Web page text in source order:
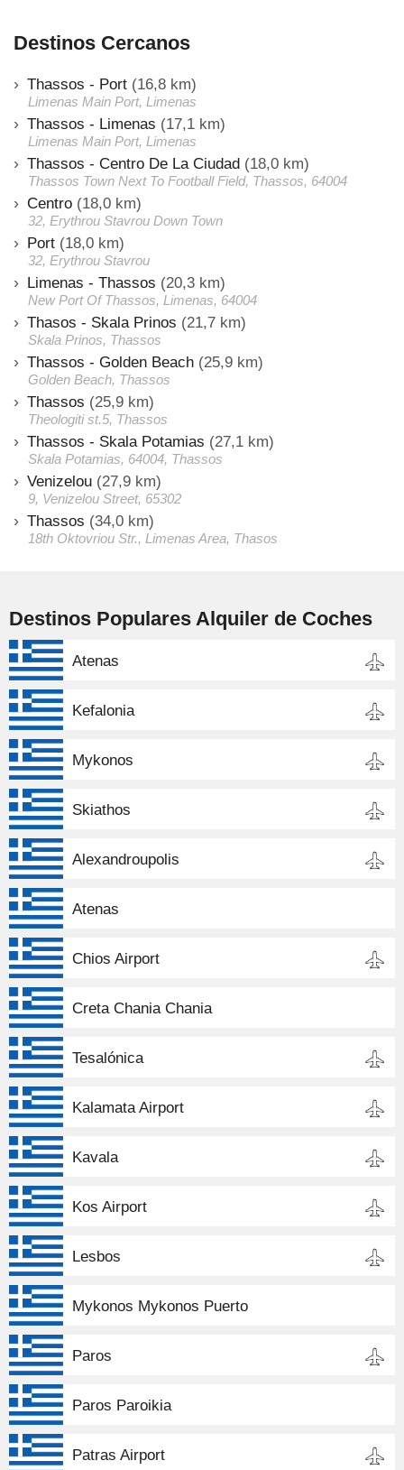
Destinos Cercanos
Thassos - Port (16,8 km)
Limenas Main Port, Limenas
Thassos - Limenas (17,1 km)
Limenas Main Port, Limenas
Thassos - Centro De La Ciudad (18,0 km)
Thassos Town Next To Football Field, Thassos, 64004
Centro (18,0 km)
32, Erythrou Stavrou Down Town
Port (18,0 km)
32, Erythrou Stavrou
Limenas - Thassos (20,3 km)
New Port Of Thassos, Limenas, 64004
Thasos - Skala Prinos (21,7 km)
Skala Prinos, Thassos
Thassos - Golden Beach (25,9 km)
Golden Beach, Thassos
Thassos (25,9 km)
Theologiti st.5, Thassos
Thassos - Skala Potamias (27,1 km)
Skala Potamias, 64004, Thassos
Venizelou (27,9 km)
9, Venizelou Street, 65302
Thassos (34,0 km)
18th Oktovriou Str., Limenas Area, Thasos
Destinos Populares Alquiler de Coches
Atenas
Kefalonia
Mykonos
Skiathos
Alexandroupolis
Atenas
Chios Airport
Creta Chania Chania
Tesalónica
Kalamata Airport
Kavala
Kos Airport
Lesbos
Mykonos Mykonos Puerto
Paros
Paros Paroikia
Patras Airport